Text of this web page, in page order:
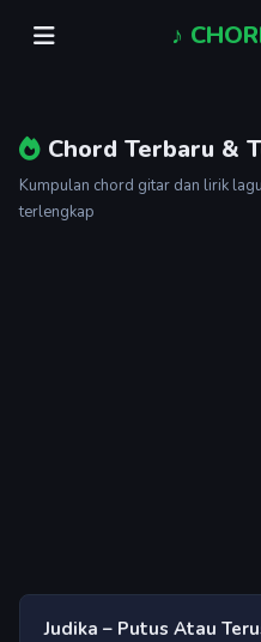
♪
Chord Terbaru &
Kumpulan chord gitar dan lirik
terlengkap
Judika – Putus Atau